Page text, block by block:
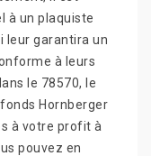
à un plaquiste
leur garantira un
à leurs
le 78570, le
Hornberger
à votre profit à
pouvez en